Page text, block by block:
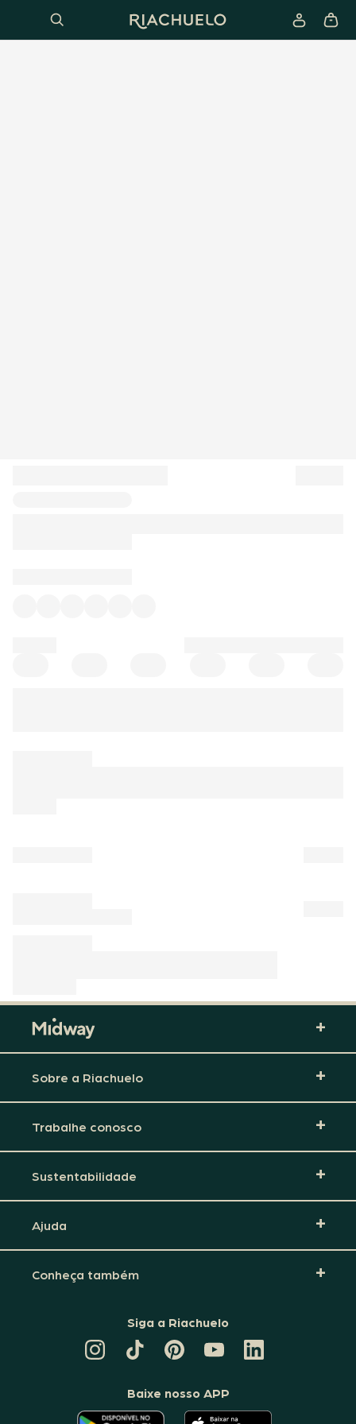
Sobre a Riachuelo
Trabalhe conosco
Sustentabilidade
Ajuda
Conheça também
Siga a Riachuelo
TIKTOK
DA
PINTEREST
DA
CANAL
DA
RIACHUELO
LINKEDIN
DA
Baixe nosso APP
O O